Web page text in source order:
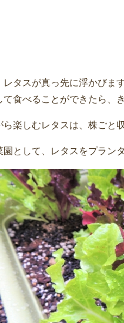
レタスが真っ先に浮かびま
て食べることができたら、
ら楽しむレタスは、株ごと
園として、レタスをプラン